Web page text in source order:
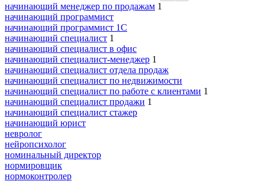
начинающий менеджер по продажам 1
начинающий программист
начинающий программист 1С
начинающий специалист 1
начинающий специалист в офис
начинающий специалист-менеджер 1
начинающий специалист отдела продаж
начинающий специалист по недвижимости
начинающий специалист по работе с клиентами 1
начинающий специалист продажи 1
начинающий специалист стажер
начинающий юрист
невролог
нейропсихолог
номинальный директор
нормировщик
нормоконтролер